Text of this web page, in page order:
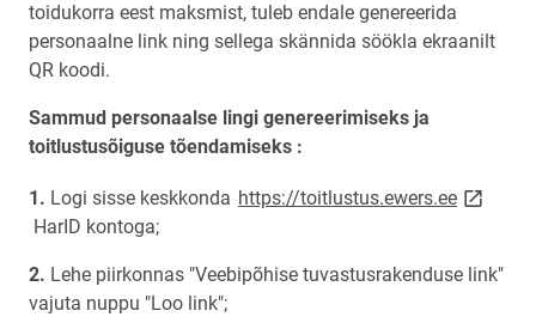
toidukorra eest maksmist, tuleb endale genereerida
personaalne link ning sellega skännida söökla ekraanilt
QR koodi.
Sammud personaalse lingi genereerimiseks ja
toitlustusõiguse tõendamiseks :
Logi sisse keskkonda https://toitlustus.ewers.eelink
HarID kontoga;
Lehe piirkonnas "Veebipõhise tuvastusrakenduse link"
vajuta nuppu "Loo link";